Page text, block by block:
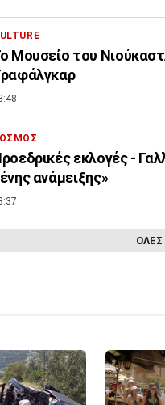
Μουσείο του
εκλογές -
ανάμειξης»
ΟΛΕΣ